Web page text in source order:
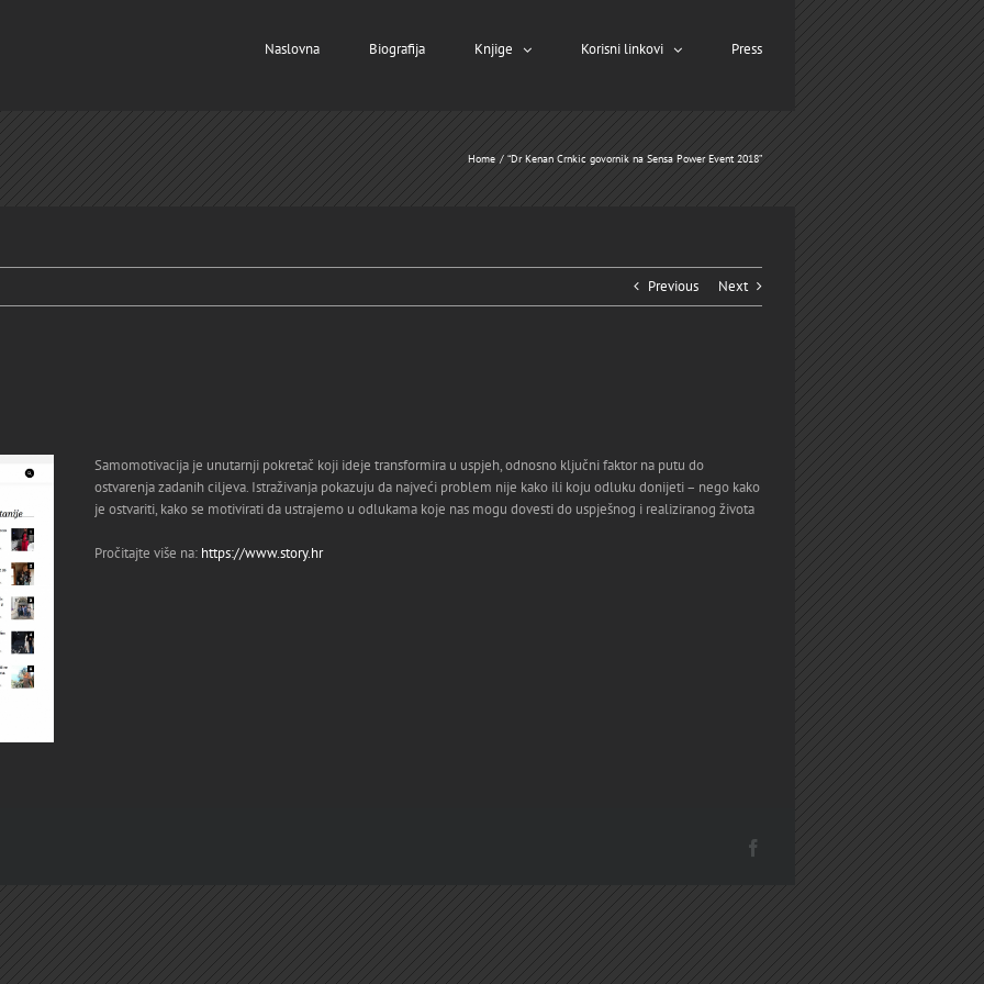
Naslovna Biografija Knjige Korisni linkovi Press
Home “Dr Kenan Crnkic govornik na Sensa Power Event 2018”
Previous Next
Samomotivacija je unutarnji pokretač koji ideje transformira u uspjeh, odnosno ključni faktor na putu do
ostvarenja zadanih ciljeva. Istraživanja pokazuju da najveći problem nije kako ili koju odluku donijeti – nego kako
je ostvariti, kako se motivirati da ustrajemo u odlukama koje nas mogu dovesti do uspješnog i realiziranog života
Pročitajte više na: https://www.story.hr